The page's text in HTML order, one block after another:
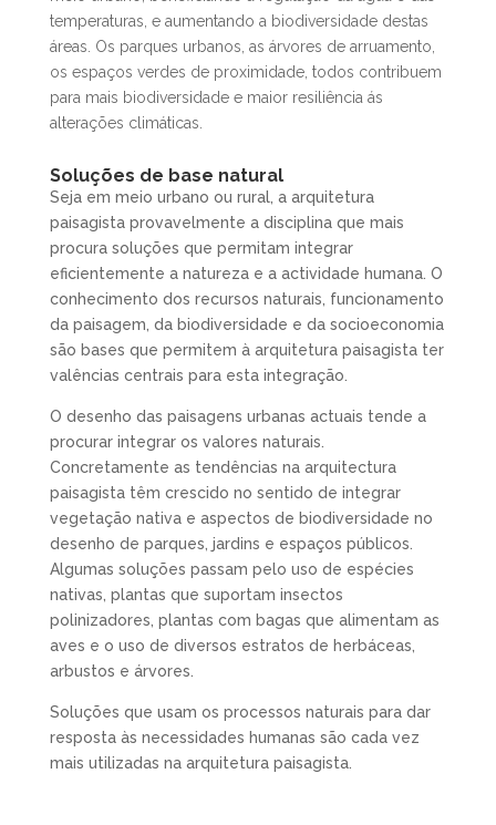
temperaturas, e aumentando a biodiversidade destas
áreas. Os parques urbanos, as árvores de arruamento,
os espaços verdes de proximidade, todos contribuem
para mais biodiversidade e maior resiliência ás
alterações climáticas.
Soluções de base natural
Seja em meio urbano ou rural, a arquitetura
paisagista provavelmente a disciplina que mais
procura soluções que permitam integrar
eficientemente a natureza e a actividade humana. O
conhecimento dos recursos naturais, funcionamento
da paisagem, da biodiversidade e da socioeconomia
são bases que permitem à arquitetura paisagista ter
valências centrais para esta integração.
O desenho das paisagens urbanas actuais tende a
procurar integrar os valores naturais.
Concretamente as tendências na arquitectura
paisagista têm crescido no sentido de integrar
vegetação nativa e aspectos de biodiversidade no
desenho de parques, jardins e espaços públicos.
Algumas soluções passam pelo uso de espécies
nativas, plantas que suportam insectos
polinizadores, plantas com bagas que alimentam as
aves e o uso de diversos estratos de herbáceas,
arbustos e árvores.
Soluções que usam os processos naturais para dar
resposta às necessidades humanas são cada vez
mais utilizadas na arquitetura paisagista.